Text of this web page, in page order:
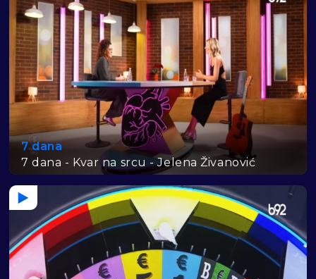
7 dana
7 dana - Kvar na srcu - Jelena Živanović